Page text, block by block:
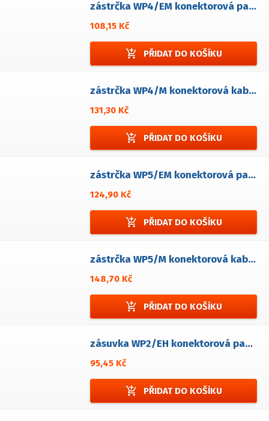
zástrčka WP4/EM konektorová panelová
108,15 Kč
add_shopping_cart PŘIDAT DO KOŠÍKU
zástrčka WP4/M konektorová kabelová
131,30 Kč
add_shopping_cart PŘIDAT DO KOŠÍKU
zástrčka WP5/EM konektorová panelová
124,90 Kč
add_shopping_cart PŘIDAT DO KOŠÍKU
zástrčka WP5/M konektorová kabelová
148,70 Kč
add_shopping_cart PŘIDAT DO KOŠÍKU
zásuvka WP2/EH konektorová panelová
95,45 Kč
add_shopping_cart PŘIDAT DO KOŠÍKU